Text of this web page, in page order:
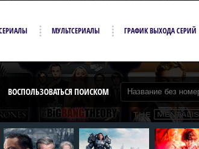
МУЛЬТСЕРИАЛЫ ГРАФИК ВЫХОДА СЕРИЙ
ВОСПОЛЬЗОВАТЬСЯ ПОИСКОМ